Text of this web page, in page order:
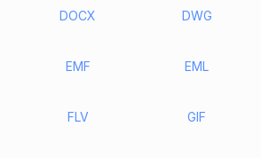
DOCX DWG
EMF EML
FLV GIF